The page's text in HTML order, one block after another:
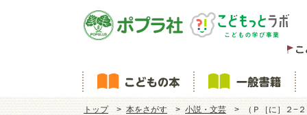
トップ 本をさがす 小説・文芸 （Ｐ［に］２−